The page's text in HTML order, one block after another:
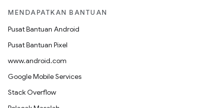
MENDAPATKAN BANTUAN
Pusat Bantuan Android
Pusat Bantuan Pixel
www.android.com
Google Mobile Services
Stack Overflow